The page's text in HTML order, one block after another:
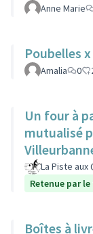
Anne Marie
Poubelles
Amalia 0
Un four à
mutualisé
La Piste aux
Retenue par
Boîtes à